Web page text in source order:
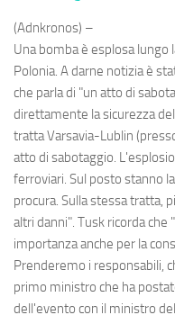
(Adnkronos) –
Una bomba è esplosa lungo
Polonia. A darne notizia è
che parla di "un atto di
direttamente la sicurezza
tratta Varsavia-Lublin
atto di sabotaggio.
ferroviari. Sul posto stanno
procura. Sulla stessa tratta,
altri danni". Tusk ricorda
importanza anche per la
Prenderemo i responsabili,
primo ministro che ha
dell'evento con il ministro